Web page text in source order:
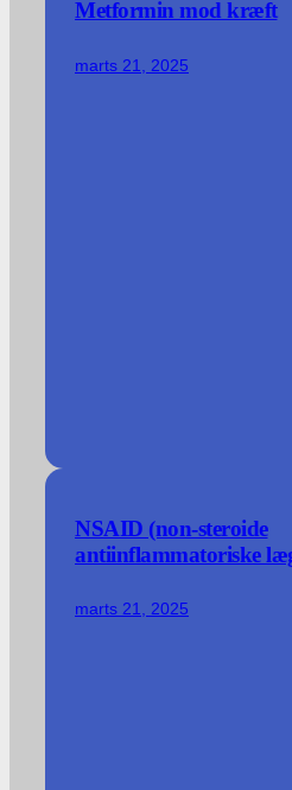
Metformin mod kræft
marts 21, 2025
NSAID (non-steroide
antiinflammatoriske
marts 21, 2025